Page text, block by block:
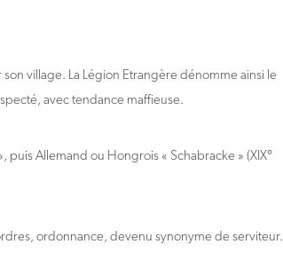
village. La Légion Etrangère dénomme ainsi le
avec tendance maffieuse.
Allemand ou Hongrois « Schabracke » (XIX°
ordonnance, devenu synonyme de serviteur.